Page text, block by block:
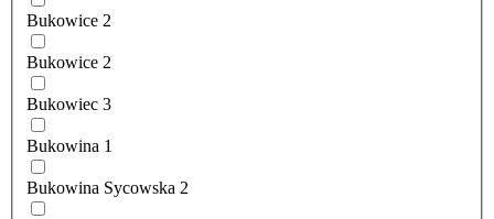
Bukowice 2
Bukowice 2
Bukowiec 3
Bukowina 1
Bukowina Sycowska 2